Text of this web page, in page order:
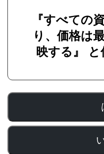
『すべての
り、価格は
映する』 と